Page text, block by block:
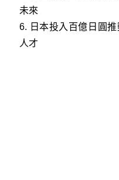
未來
6. 日本投入百億日圓
人才